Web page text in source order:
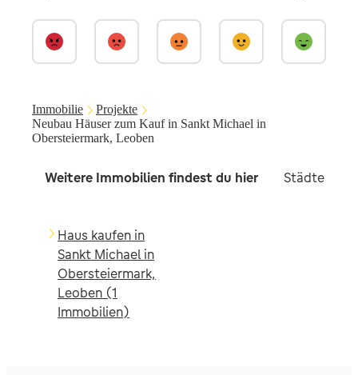
Immobilie
Projekte
Neubau Häuser zum Kauf in Sankt Michael in
Obersteiermark, Leoben
Weitere Immobilien findest du hier Städte in
Haus kaufen in
Sankt Michael in
Obersteiermark,
Leoben (1
Immobilien)